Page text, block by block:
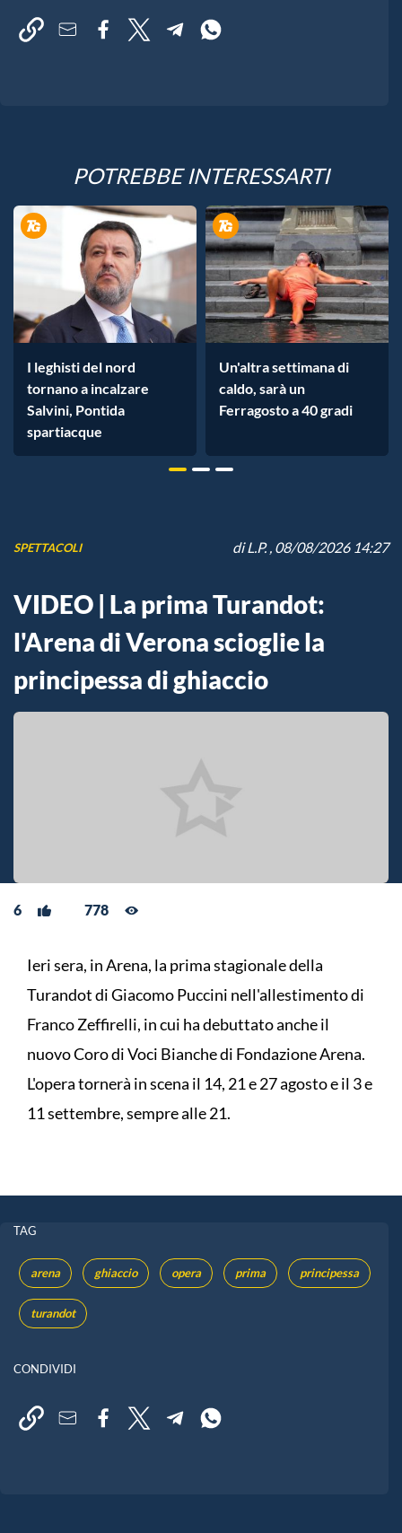
POTREBBE INTERESSARTI
I leghisti del nord
tornano a incalzare
Salvini, Pontida
spartiacque
Un'altra settimana di
caldo, sarà un
Ferragosto a 40 gradi
SPETTACOLI diL.P., 08/08/2026 14:27
VIDEO | La prima Turandot:
l'Arena di Verona scioglie la
principessa di ghiaccio
6 778
Ieri sera, in Arena, la prima stagionale della
Turandot di Giacomo Puccini nell'allestimento di
Franco Zeffirelli, in cui ha debuttato anche il
nuovo Coro di Voci Bianche di Fondazione Arena.
L'opera tornerà in scena il 14, 21 e 27 agosto e il 3 e
11 settembre, sempre alle 21.
TAG
arena ghiaccio opera prima principessa
turandot
CONDIVIDI